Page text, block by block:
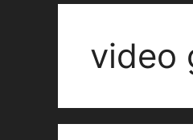
video